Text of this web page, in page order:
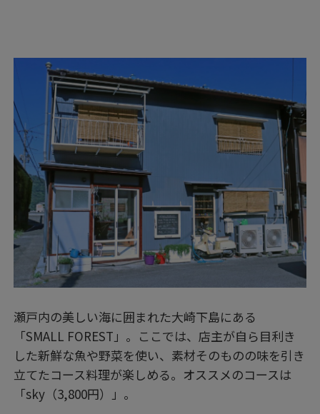
瀬戸内の美しい海に囲まれた大崎下島にある
「SMALL FOREST」。ここでは、店主が自ら目利き
した新鮮な魚や野菜を使い、素材そのものの味を引き
立てたコース料理が楽しめる。オススメのコースは
「sky（3,800円）」。